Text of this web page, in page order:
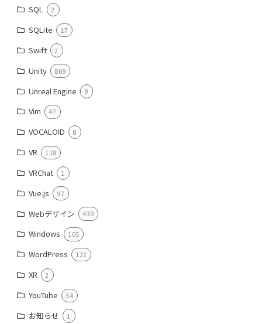
SQL 2
SQLite 17
Swift 2
Unity 869
Unreal Engine 9
Vim 47
VOCALOID 8
VR 118
VRChat 1
Vue.js 97
Webデザイン 439
Windows 105
WordPress 122
XR 2
YouTube 34
お知らせ 1